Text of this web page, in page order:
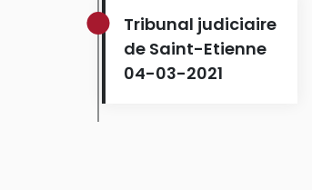
Tribunal judiciaire
de Saint-Etienne
04-03-2021